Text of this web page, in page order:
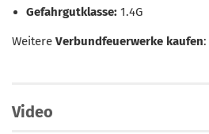
Gefahrgutklasse: 1.4G
Weitere Verbundfeuerwerke kaufen:
Video